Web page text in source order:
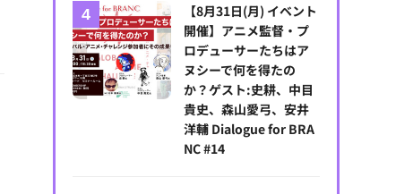
【8月31日(月) イベント
開催】アニメ監督・プ
ロデューサーたちはア
ヌシーで何を得たの
か？ゲスト:史耕、中目
貴史、森山愛弓、安井
洋輔 Dialogue for BRA
NC #14